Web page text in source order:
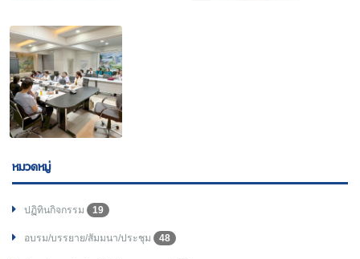
หมวดหมู่
ปฏิทินกิจกรรม 19
อบรม/บรรยาย/สัมมนา/ประชุม 48